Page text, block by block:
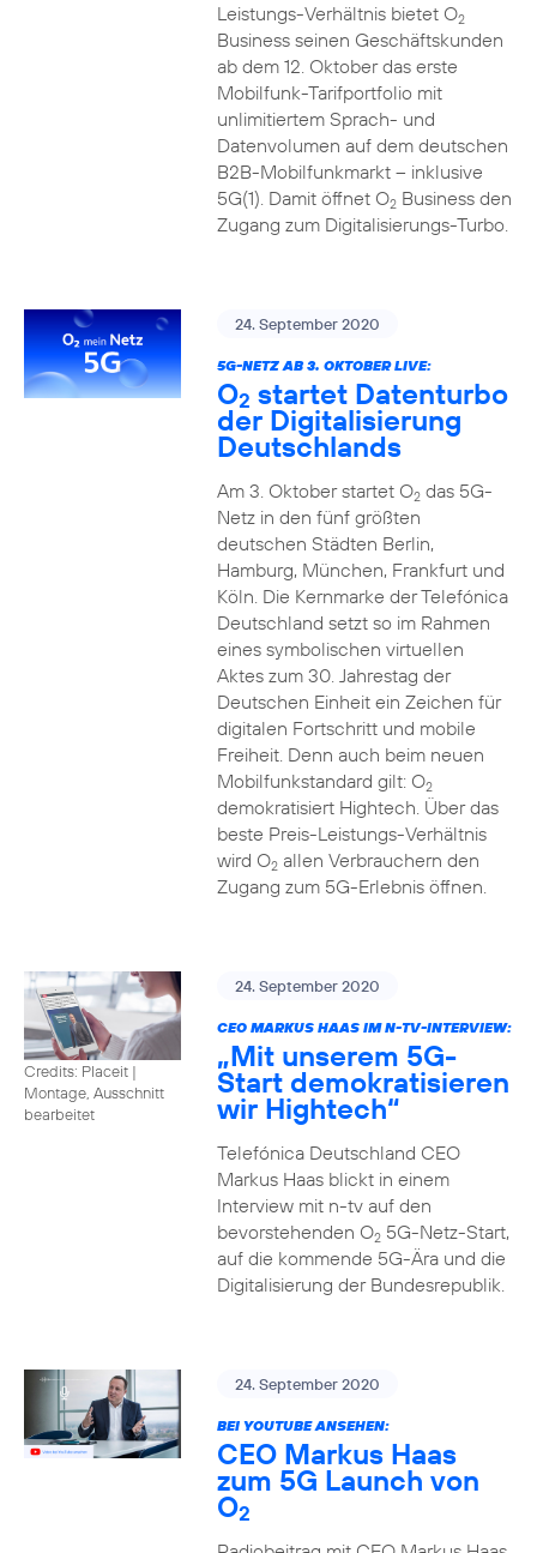
Leistungs-Verhältnis bietet O2
Business seinen Geschäftskunden
ab dem 12. Oktober das erste
Mobilfunk-Tarifportfolio mit
unlimitiertem Sprach- und
Datenvolumen auf dem deutschen
B2B-Mobilfunkmarkt – inklusive
5G(1). Damit öffnet O2Business den
Zugang zum Digitalisierungs-Turbo.
24. September 2020
5G-NETZ AB 3. OKTOBER LIVE:
O2 startet Datenturbo
der Digitalisierung
Deutschlands
Am 3. Oktober startet O2das 5G-
Netz in den fünf größten
deutschen Städten Berlin,
Hamburg, München, Frankfurt und
Köln. Die Kernmarke der Telefónica
Deutschland setzt so im Rahmen
eines symbolischen virtuellen
Aktes zum 30. Jahrestag der
Deutschen Einheit ein Zeichen für
digitalen Fortschritt und mobile
Freiheit. Denn auch beim neuen
Mobilfunkstandard gilt: O2
demokratisiert Hightech. Über das
beste Preis-Leistungs-Verhältnis
wird O2allen Verbrauchern den
Zugang zum 5G-Erlebnis öffnen.
Credits: Placeit |
Montage, Ausschnitt
bearbeitet
24. September 2020
CEO MARKUS HAAS IM N-TV-INTERVIEW:
„Mit unserem 5G-
Start demokratisieren
wir Hightech“
Telefónica Deutschland CEO
Markus Haas blickt in einem
Interview mit n-tv auf den
bevorstehenden O25G-Netz-Start,
auf die kommende 5G-Ära und die
Digitalisierung der Bundesrepublik.
24. September 2020
BEI YOUTUBE ANSEHEN:
CEO Markus Haas
zum 5G Launch von
O2